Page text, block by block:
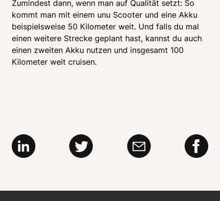
Zumindest dann, wenn man auf Qualität setzt: So
kommt man mit einem unu Scooter und eine Akku
beispielsweise 50 Kilometer weit. Und falls du mal
einen weitere Strecke geplant hast, kannst du auch
einen zweiten Akku nutzen und insgesamt 100
Kilometer weit cruisen.